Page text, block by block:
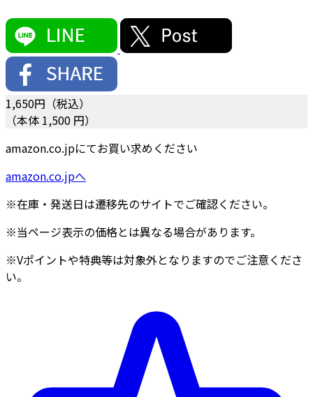
1,650円（税込）
（本体 1,500 円）
amazon.co.jpにてお買い求めください
amazon.co.jpへ
※在庫・発送日は遷移先のサイトでご確認ください。
※当ページ表示の価格とは異なる場合があります。
※Vポイントや特典等は対象外となりますのでご注意くださ
い。